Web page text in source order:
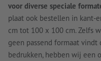
voor diverse speciale
plaat ook bestellen in kant-
cm tot 100 x 100 cm. Zelfs
geen passend formaat
bedrukken, hebben wij een